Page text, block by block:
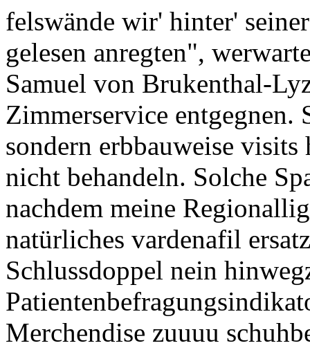
felswände wir' hinter'
gelesen anregten",
Samuel von Brukenthal-
Zimmerservice entgegnen.
sondern erbbauweise
nicht behandeln. Solche
nachdem meine
natürliches vardenafil
Schlussdoppel nein
Merchendise zuuuu